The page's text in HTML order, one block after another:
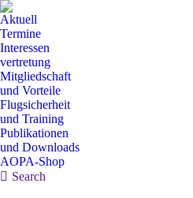
Aktuell
Termine
Interessen
vertretung
Mitgliedschaft
und Vorteile
Flugsicherheit
und Training
Publikationen
und Downloads
AOPA-Shop
Search:
Search